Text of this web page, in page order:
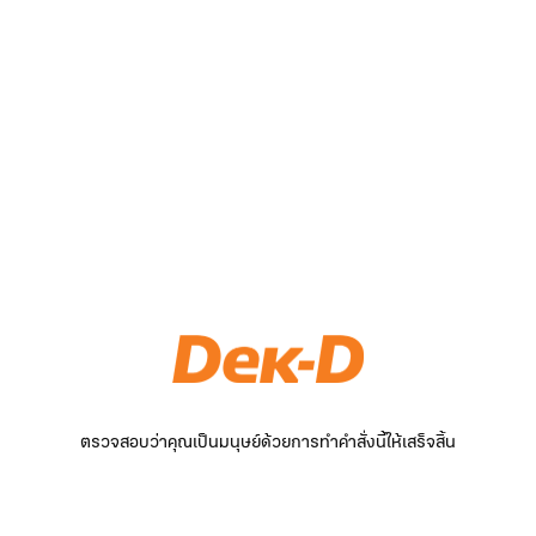
ตรวจสอบว่าคุณเป็นมนุษย์ด้วยการทำคำสั่งนี้ให้เสร็จสิ้น